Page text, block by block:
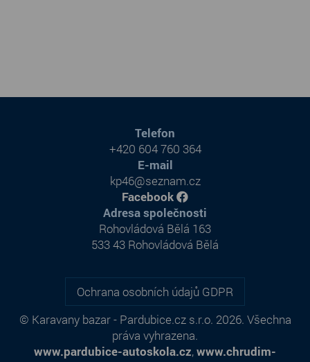
Ochrana osobních údajů GDPR
© Karavany bazar - Pardubice.cz s.r.o. 2026. Všechna
práva vyhrazena.
www.pardubice-autoskola.cz,www.chrudim-
Adresa společnosti
Rohovládová Bělá 163
533 43 Rohovládová Bělá
Telefon
+420 604 760 364
E-mail
kp46@seznam.cz
Facebook